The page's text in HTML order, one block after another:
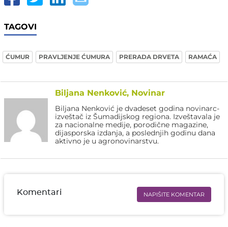
TAGOVI
ĆUMUR PRAVLJENJE ĆUMURA PRERADA DRVETA RAMAĆA
Biljana Nenković, Novinar
Biljana Nenković je dvadeset godina novinarc-
izveštač iz Šumadijskog regiona. Izveštavala je
za nacionalne medije, porodične magazine,
dijasporska izdanja, a poslednjih godinu dana
aktivno je u agronovinarstvu.
Komentari NAPIŠITE KOMENTAR